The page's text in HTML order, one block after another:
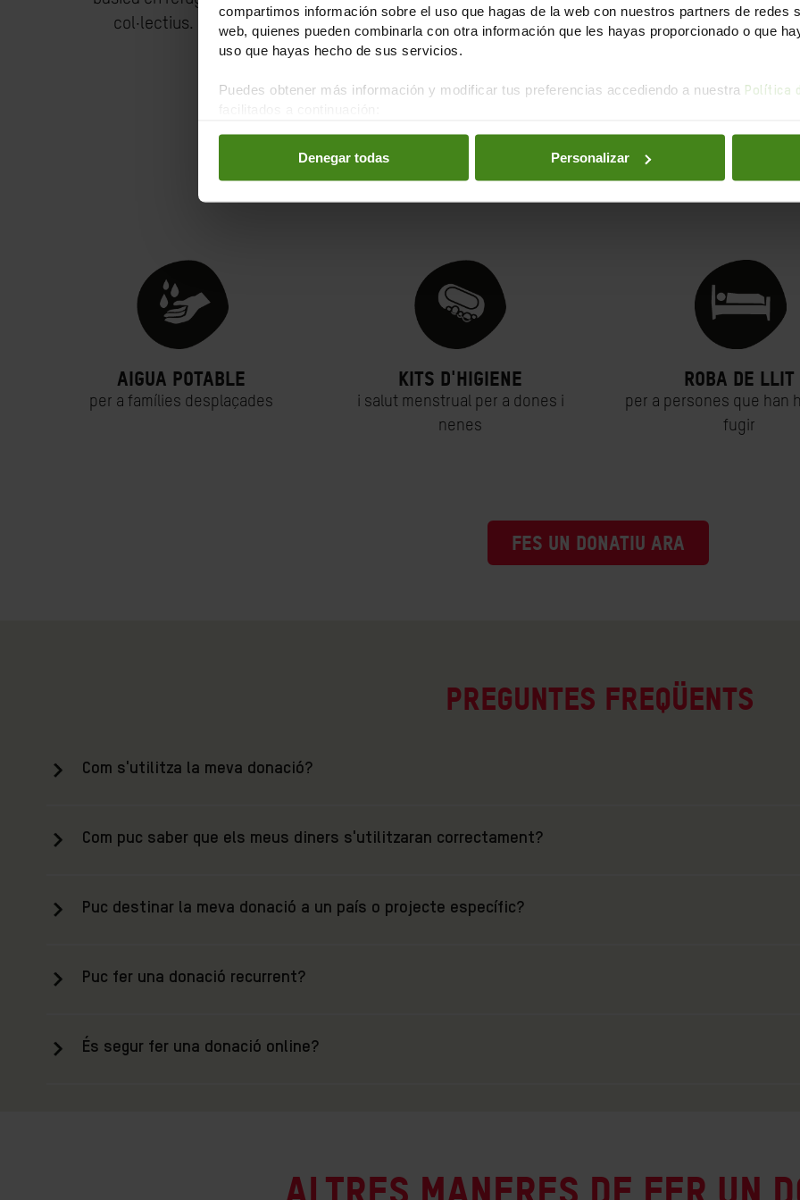
compartimos información sobre el uso que hagas de la web con nuestros partners de redes
web, quienes pueden combinarla con otra información que les hayas proporcionado o que
uso que hayas hecho de sus servicios.
Puedes obtener más información y modificar tus preferencias accediendo a nuestra Política
Denegar todas Personalizar
col·lectius.
puguin comprar el
En què es concreta el teu
Aigua potable
per a famílies desplaçades
Kits d'higiene
i salut menstrual per a dones i
nenes
Roba de llit
per a persones que han
fugir
FES UN DONATIU ARA
Preguntes freqüents
Com s'utilitza la meva donació?
Com puc saber que els meus diners s'utilitzaran correctament?
Puc destinar la meva donació a un país o projecte específic?
Puc fer una donació recurrent?
És segur fer una donació online?